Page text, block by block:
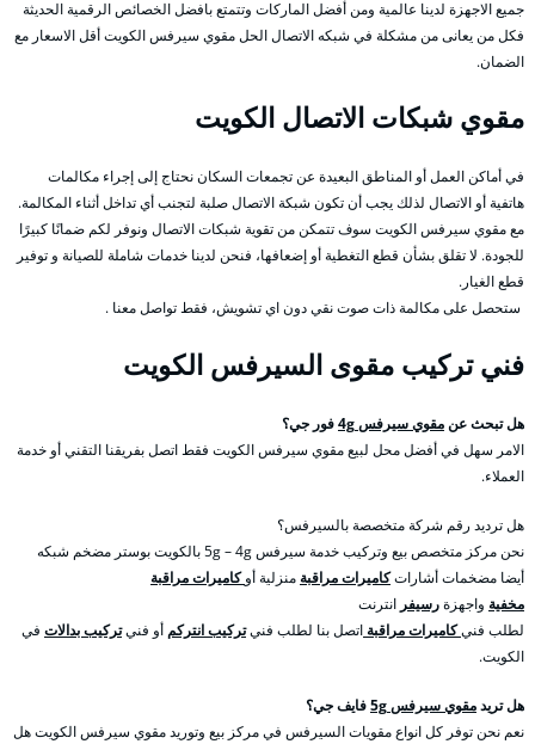
جميع الاجهزة لدينا عالمية ومن أفضل الماركات وتتمتع بافضل الخصائص الرقمية الحديثة
فكل من يعانى من مشكلة في شبكه الاتصال الحل مقوي سيرفس الكويت أقل الاسعار مع
الضمان.
مقوي شبكات الاتصال الكويت
في أماكن العمل أو المناطق البعيدة عن تجمعات السكان نحتاج إلى إجراء مكالمات
هاتفية أو الاتصال لذلك يجب أن تكون شبكة الاتصال صلبة لتجنب أي تداخل أثناء المكالمة.
مع مقوي سيرفس الكويت سوف تتمكن من تقوية شبكات الاتصال ونوفر لكم ضمانًا كبيرًا
للجودة. لا تقلق بشأن قطع التغطية أو إضعافها، فنحن لدينا خدمات شاملة للصيانة و توفير
قطع الغيار.
ستحصل على مكالمة ذات صوت نقي دون اي تشويش، فقط تواصل معنا .
فني تركيب مقوى السيرفس الكويت
هل تبحث عنمقوي سيرفس 4g
فور جي؟
الامر سهل في أفضل محل لبيع مقوي سيرفس الكويت فقط اتصل بفريقنا التقني أو خدمة
العملاء.
هل ترديد رقم شركة متخصصة بالسيرفس؟
نحن مركز متخصص بيع وتركيب خدمة سيرفس 5g – 4g بالكويت بوستر مضخم شبكه
أيضا مضخمات أشاراتكاميرات مراقبة منزلية أوكاميرات مراقبة
مخفية واجهزةرسيفر انترنت
لطلب فنيكاميرات مراقبة اتصل بنا لطلب فنيتركيب انتركم أو فنيتركيب بدالات في
الكويت.
هل تريدمقوي سيرفس 5g
فايف جي؟
نعم نحن توفر كل انواع مقويات السيرفس في مركز بيع وتوريد مقوي سيرفس الكويت هل